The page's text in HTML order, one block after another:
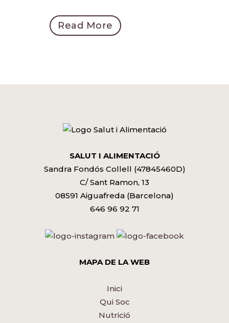
Read More
SALUT I ALIMENTACIÓ
Sandra Fondós Collell (47845460D)
C/ Sant Ramon, 13
08591 Aiguafreda (Barcelona)
646 96 92 71
MAPA DE LA WEB
Inici
Qui Soc
Nutrició